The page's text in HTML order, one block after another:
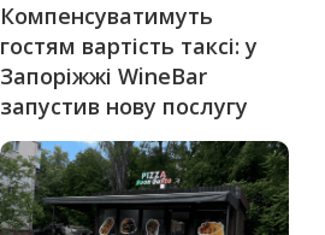
Компенсуватимуть
гостям вартість таксі: у
Запоріжжі WineBar
запустив нову послугу